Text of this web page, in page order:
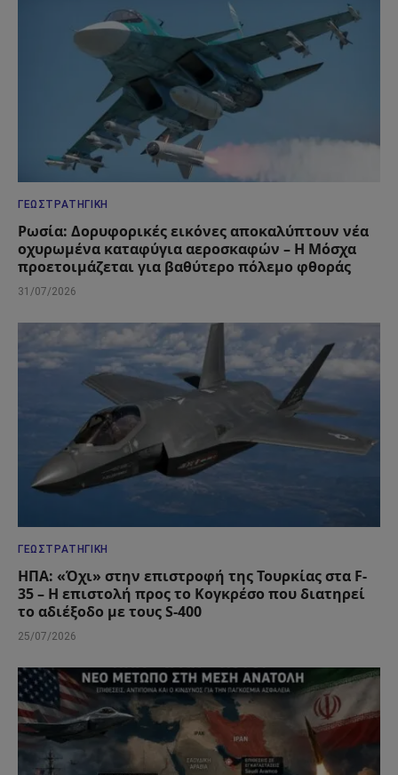
ΓΕΩΣΤΡΑΤΗΓΙΚΉ
Ρωσία: Δορυφορικές εικόνες αποκαλύπτουν νέα
οχυρωμένα καταφύγια αεροσκαφών – Η Μόσχα
προετοιμάζεται για βαθύτερο πόλεμο φθοράς
31/07/2026
ΓΕΩΣΤΡΑΤΗΓΙΚΉ
ΗΠΑ: «Όχι» στην επιστροφή της Τουρκίας στα F-
35 – Η επιστολή προς το Κογκρέσο που διατηρεί
το αδιέξοδο με τους S-400
25/07/2026